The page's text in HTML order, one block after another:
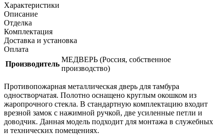
Характеристики
Описание
Отделка
Комплектация
Доставка и установка
Оплата
Производитель
МЕДВЕРЬ (Россия, собственное
производство)
Противопожарная металлическая дверь для тамбура
одностворчатая. Полотно оснащено круглым окошком из
жаропрочного стекла. В стандартную комплектацию входит
врезной замок с нажимной ручкой, две усиленные петли и
доводчик. Данная модель подходит для монтажа в служебных
и технических помещениях.